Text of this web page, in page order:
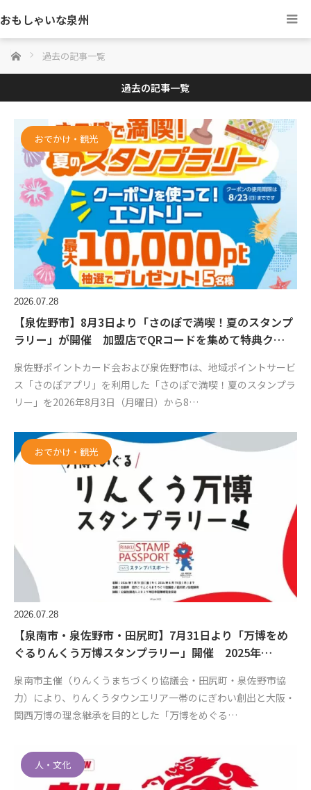
おもしゃいな泉州
ホーム 過去の記事一覧
過去の記事一覧
おでかけ・観光
2026.07.28
【泉佐野市】8月3日より「さのぽで満喫！夏のスタンプ
ラリー」が開催 加盟店でQRコードを集めて特典ク…
泉佐野ポイントカード会および泉佐野市は、地域ポイントサービ
ス「さのぽアプリ」を利用した「さのぽで満喫！夏のスタンプラ
リー」を2026年8月3日（月曜日）から8…
おでかけ・観光
2026.07.28
【泉南市・泉佐野市・田尻町】7月31日より「万博をめ
ぐるりんくう万博スタンプラリー」開催 2025年…
泉南市主催（りんくうまちづくり協議会・田尻町・泉佐野市協
力）により、りんくうタウンエリア一帯のにぎわい創出と大阪・
関西万博の理念継承を目的とした「万博をめぐる…
人・文化